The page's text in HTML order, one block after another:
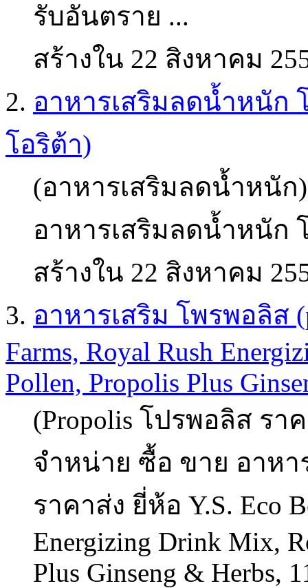
รับอันตราย ...
สร้างใน 22 สิงหาคม
2. อาหารเสริมลดน้ำหนัก
โอริต้า)
(อาหารเสริมลดน้ำหนัก)
อาหารเสริมลดน้ำหนัก
สร้างใน 22 สิงหาคม
3. อาหารเสริม โพรพอลิส
Farms, Royal Rush
Pollen, Propolis Plus
(Propolis โปรพอลิส รา
จำหน่าย ซื้อ ขาย อาหา
ราคาส่ง ยี่ห้อ Y.S. Eco
Energizing Drink Mix,
Plus Ginseng & Herbs,